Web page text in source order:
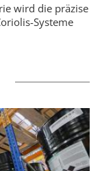
wird die präzise
Systeme